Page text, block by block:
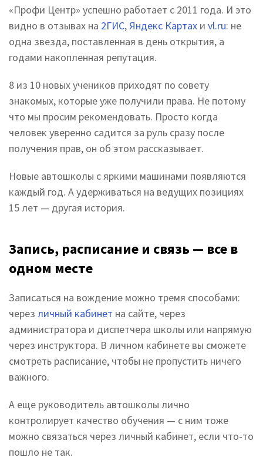
«Профи Центр» успешно работает с 2011 года. И это
видно в отзывах на 2ГИС,Яндекс Картах и vl.ru: не
одна звезда, поставленная в день открытия, а
годами накопленная репутация.
8 из 10 новых учеников приходят по совету
знакомых, которые уже получили права. Не потому
что мы просим рекомендовать. Просто когда
человек уверенно садится за руль сразу после
получения прав, он об этом рассказывает.
Новые автошколы с яркими машинами появляются
каждый год. А удерживаться на ведущих позициях
15 лет — другая история.
Запись, расписание и связь — все в
одном месте
Записаться на вождение можно тремя способами:
через личный кабинет на сайте, через
администратора и диспетчера школы или напрямую
через инструктора. В личном кабинете вы сможете
смотреть расписание, чтобы не пропустить ничего
важного.
А еще руководитель автошколы лично
контролирует качество обучения — с ним тоже
можно связаться через личный кабинет, если что-то
пошло не так.